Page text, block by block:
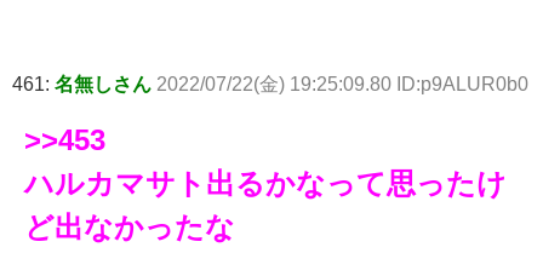
461: 名無しさん 2022/07/22(金) 19:25:09.80 ID:p9ALUR0b0
>>453
ハルカマサト出るかなって思ったけ
ど出なかったな